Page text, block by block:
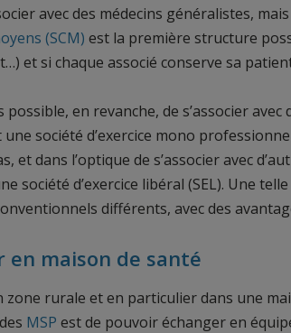
avec des médecins généralistes,
(SCM) est la première structure
et si chaque associé conserve sa
possible, en revanche, de s’associer
une société d’exercice mono
et dans l’optique de s’associer avec
société d’exercice libéral (SEL). Une
différents, avec des
en maison de santé
zone rurale et en particulier dans une
MSP est de pouvoir échanger en